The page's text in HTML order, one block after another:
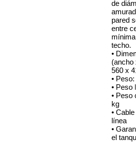
de
pared
entre
techo.
•
(ancho
560 x
•
• Peso
• Peso
kg
•
línea
•
el